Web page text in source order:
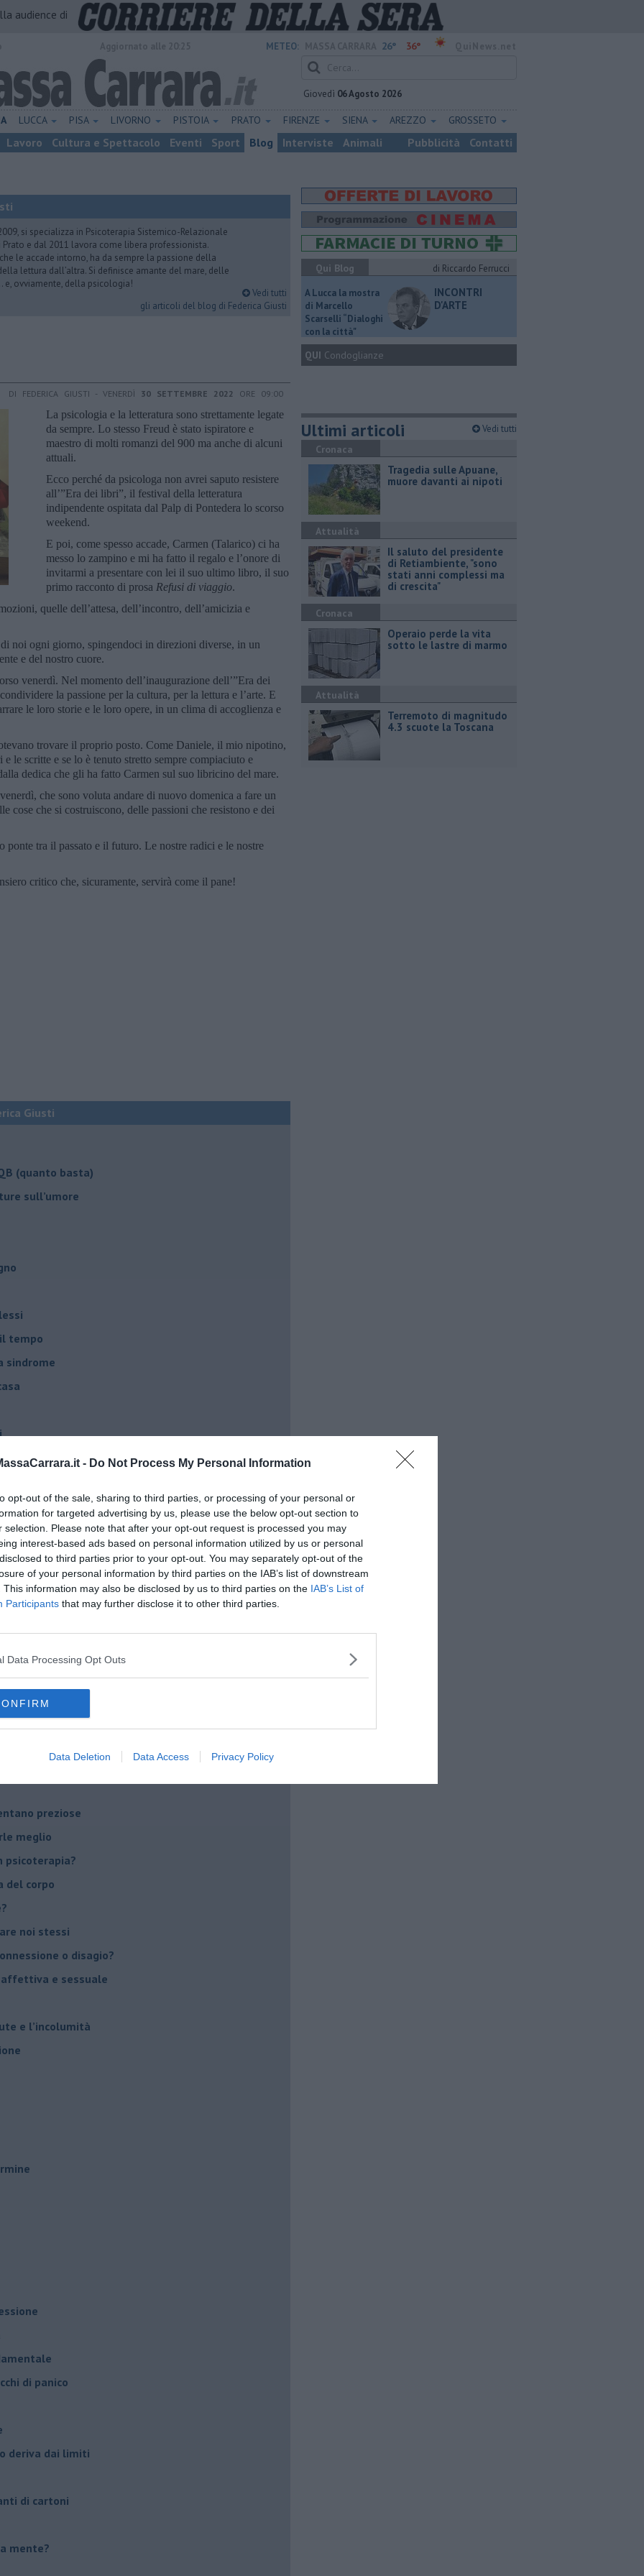
- Do Not Process My Personal Information
opt-out of the sale, sharing to third parties, or processing of your personal or
for targeted advertising by us, please use the below opt-out section to
selection. Please note that after your opt-out request is processed you may
interest-based ads based on personal information utilized by us or personal
to third parties prior to your opt-out. You may separately opt-out of the
of your personal information by third parties on the IAB’s list of downstream
This information may also be disclosed by us to third parties on the IAB’s List of
Participants that may further disclose it to other third parties.
Data Processing Opt Outs
Data Deletion Data Access Privacy Policy
audience di
METEO: 26° 36°
Giovedì 06 Agosto 2026
LUCCA PISA LIVORNO PISTOIA PRATO FIRENZE SIENA AREZZO GROSSETO
Lavoro Cultura e Spettacolo Eventi Sport Blog Interviste Animali Pubblicità Contatti
si specializza in Psicoterapia Sistemico-Relazionale
Prato e dal 2011 lavora come libera professionista.
le accade intorno, ha da sempre la passione della
lettura dall’altra. Si definisce amante del mare, delle
e, ovviamente, della psicologia!
Vedi tutti
gli articoli del blog di Federica Giusti
DI FEDERICA GIUSTI - VENERDÌ 30 SETTEMBRE 2022 ORE 09:00
La psicologia e la letteratura sono strettamente legate
da sempre. Lo stesso Freud è stato ispiratore e
maestro di molti romanzi del 900 ma anche di alcuni
attuali.
Ecco perché da psicologa non avrei saputo resistere
all’”Era dei libri”, il festival della letteratura
indipendente ospitata dal Palp di Pontedera lo scorso
weekend.
E poi, come spesso accade, Carmen (Talarico) ci ha
messo lo zampino e mi ha fatto il regalo e l’onore di
invitarmi a presentare con lei il suo ultimo libro, il suo
primo racconto di prosa Refusi di viaggio.
quelle dell’attesa, dell’incontro, dell’amicizia e
noi ogni giorno, spingendoci in direzioni diverse, in un
e del nostro cuore.
venerdì. Nel momento dell’inaugurazione dell’”Era dei
la passione per la cultura, per la lettura e l’arte. E
le loro storie e le loro opere, in un clima di accoglienza e
trovare il proprio posto. Come Daniele, il mio nipotino,
le scritte e se lo è tenuto stretto sempre compiaciuto e
dedica che gli ha fatto Carmen sul suo libricino del mare.
che sono voluta andare di nuovo domenica a fare un
cose che si costruiscono, delle passioni che resistono e dei
ponte tra il passato e il futuro. Le nostre radici e le nostre
critico che, sicuramente, servirà come il pane!
Giusti
(quanto basta)
sull’umore
tempo
sindrome
è fondamentale
il tuo tempo
madre!
supereroi?
di dire la loro
diventa un peso
errori?
preziose
meglio
psicoterapia?
del corpo
noi stessi
o disagio?
affettiva e sessuale
e l’incolumità
di panico
deriva dai limiti
di cartoni
mente?
Qui Blog
di Riccardo Ferrucci
A Lucca la mostra
di Marcello
Scarselli “Dialoghi
con la città"
INCONTRI
D'ARTE
QUI Condoglianze
Ultimi articoli Vedi tutti
Cronaca
Tragedia sulle Apuane,
muore davanti ai nipoti
Attualità
Il saluto del presidente
di Retiambiente, "sono
stati anni complessi ma
di crescita"
Cronaca
Operaio perde la vita
sotto le lastre di marmo
Attualità
Terremoto di magnitudo
4.3 scuote la Toscana